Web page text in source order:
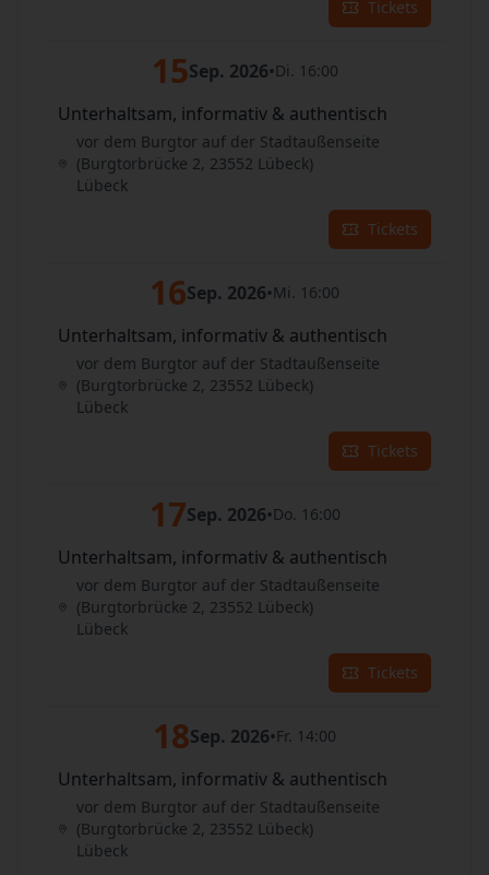
Tickets
15Sep. 2026•Di. 16:00
Unterhaltsam, informativ & authentisch
vor dem Burgtor auf der Stadtaußenseite
(Burgtorbrücke 2, 23552 Lübeck)
Lübeck
Tickets
16Sep. 2026•Mi. 16:00
Unterhaltsam, informativ & authentisch
vor dem Burgtor auf der Stadtaußenseite
(Burgtorbrücke 2, 23552 Lübeck)
Lübeck
Tickets
17Sep. 2026•Do. 16:00
Unterhaltsam, informativ & authentisch
vor dem Burgtor auf der Stadtaußenseite
(Burgtorbrücke 2, 23552 Lübeck)
Lübeck
Tickets
18Sep. 2026•Fr. 14:00
Unterhaltsam, informativ & authentisch
vor dem Burgtor auf der Stadtaußenseite
(Burgtorbrücke 2, 23552 Lübeck)
Lübeck